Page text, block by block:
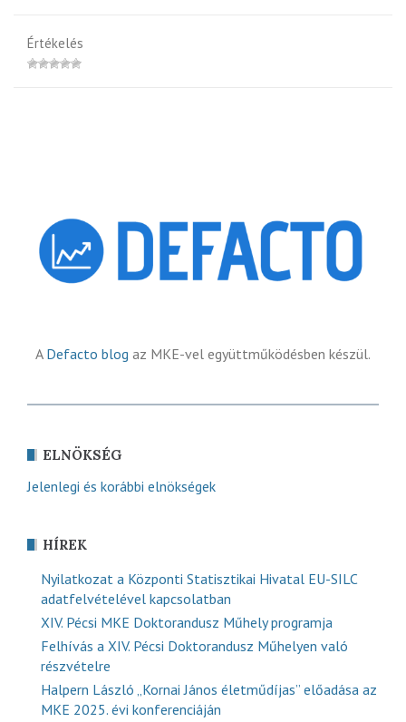
Értékelés
A Defacto blog az MKE-vel együttműködésben készül.
ELNÖKSÉG
Jelenlegi és korábbi elnökségek
HÍREK
Nyilatkozat a Központi Statisztikai Hivatal EU-SILC
adatfelvételével kapcsolatban
XIV. Pécsi MKE Doktorandusz Műhely programja
Felhívás a XIV. Pécsi Doktorandusz Műhelyen való
részvételre
Halpern László „Kornai János életműdíjas” előadása az
MKE 2025. évi konferenciáján